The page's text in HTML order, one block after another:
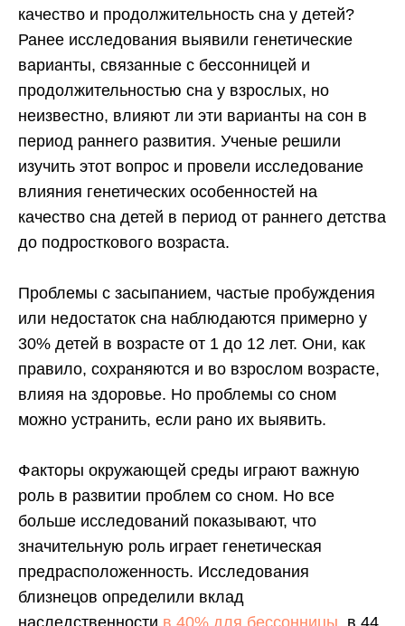
качество и продолжительность сна у детей?
Ранее исследования выявили генетические
варианты, связанные с бессонницей и
продолжительностью сна у взрослых, но
неизвестно, влияют ли эти варианты на сон в
период раннего развития. Ученые решили
изучить этот вопрос и провели исследование
влияния генетических особенностей на
качество сна детей в период от раннего детства
до подросткового возраста.
Проблемы с засыпанием, частые пробуждения
или недостаток сна наблюдаются примерно у
30% детей в возрасте от 1 до 12 лет. Они, как
правило, сохраняются и во взрослом возрасте,
влияя на здоровье. Но проблемы со сном
можно устранить, если рано их выявить.
Факторы окружающей среды играют важную
роль в развитии проблем со сном. Но все
больше исследований показывают, что
значительную роль играет генетическая
предрасположенность. Исследования
близнецов определили вклад